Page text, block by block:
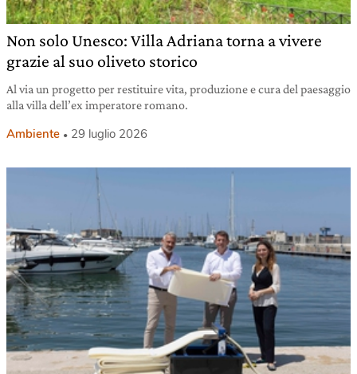
Non solo Unesco: Villa Adriana torna a vivere
grazie al suo oliveto storico
Al via un progetto per restituire vita, produzione e cura del paesaggio
alla villa dell’ex imperatore romano.
Ambiente 29 luglio 2026